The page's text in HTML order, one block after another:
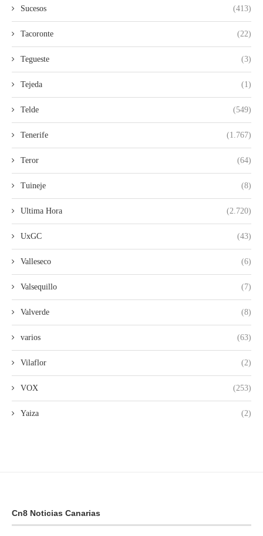
Sucesos (413)
Tacoronte (22)
Tegueste (3)
Tejeda (1)
Telde (549)
Tenerife (1.767)
Teror (64)
Tuineje (8)
Ultima Hora (2.720)
UxGC (43)
Valleseco (6)
Valsequillo (7)
Valverde (8)
varios (63)
Vilaflor (2)
VOX (253)
Yaiza (2)
Cn8 Noticias Canarias